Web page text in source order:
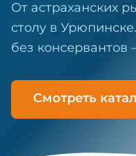
От астраханских
столу в
без
Смотреть